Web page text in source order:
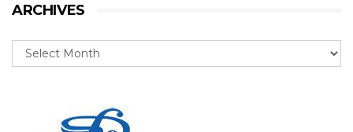
ARCHIVES